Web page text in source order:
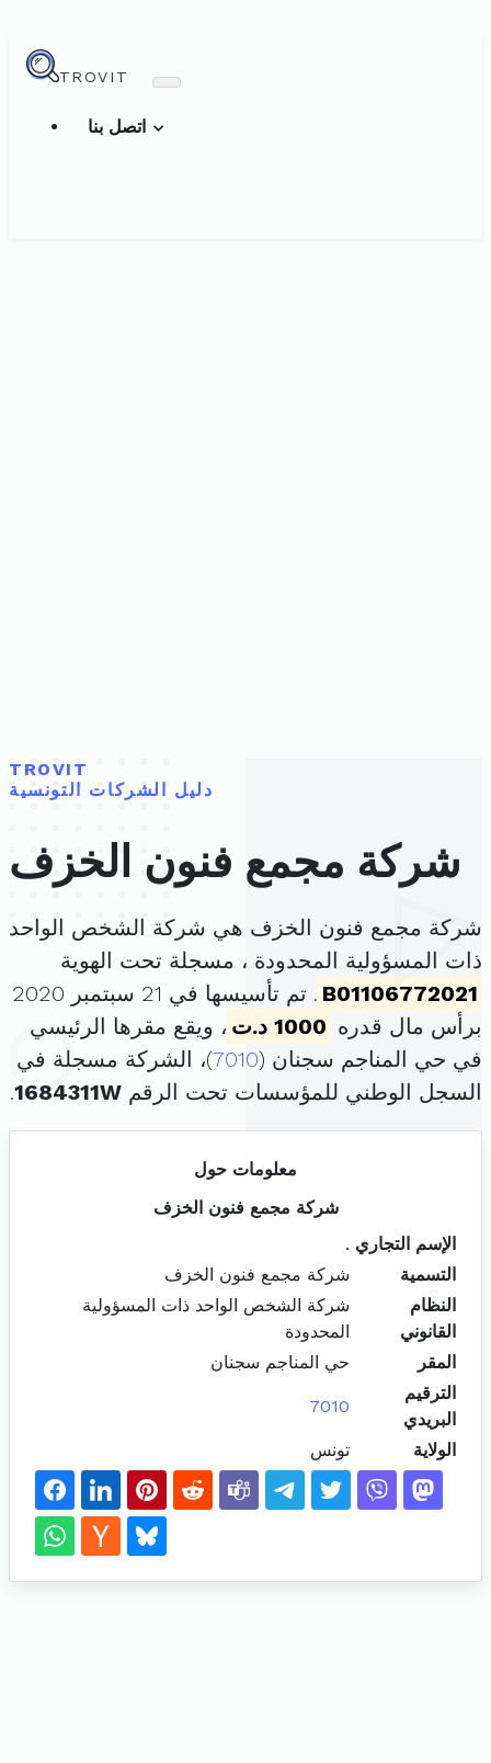
TROVIT
TROVIT
دليل الشركات التونسية
شركة مجمع فنون الخزف
شركة مجمع فنون الخزف هي شركة الشخص الواحد
ذات المسؤولية المحدودة ، مسجلة تحت الهوية
B01106772021
. تم تأسيسها في 21 سبتمبر 2020
برأس مال قدره 1000 د.ت
، ويقع مقرها الرئيسي
في حي المناجم سجنان (7010)، الشركة مسجلة في
السجل الوطني للمؤسسات تحت الرقم 1684311W
.
معلومات حول
شركة مجمع فنون الخزف
الإسم التجاري .
التسمية
شركة مجمع فنون الخزف
النظام
القانوني
شركة الشخص الواحد ذات المسؤولية
المحدودة
المقر
حي المناجم سجنان
الترقيم
البريدي
7010
الولاية تونس